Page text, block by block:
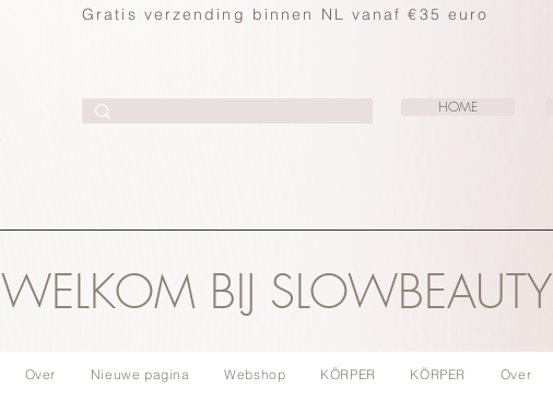
Gratis verzending binnen NL vanaf €35 euro
HOME
WELKOM BIJ SLOWBEAUTY
Over Nieuwe pagina Webshop KÖRPER KÖRPER Over